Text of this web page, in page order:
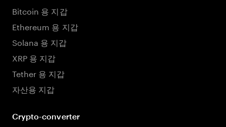
Bitcoin 용 지갑
Ethereum 용 지갑
Solana 용 지갑
XRP 용 지갑
Tether 용 지갑
자산용 지갑
Crypto-converter